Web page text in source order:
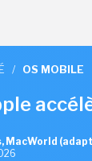
/ OS MOBILE
MacWorld